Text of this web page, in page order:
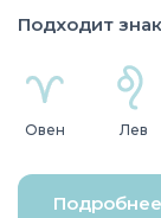
Подходит
Овен Лев